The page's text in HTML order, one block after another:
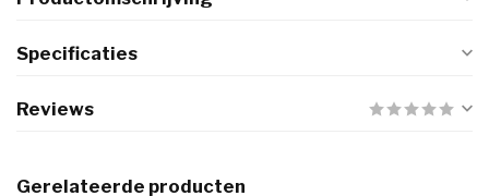
Specificaties
Reviews
Gerelateerde producten